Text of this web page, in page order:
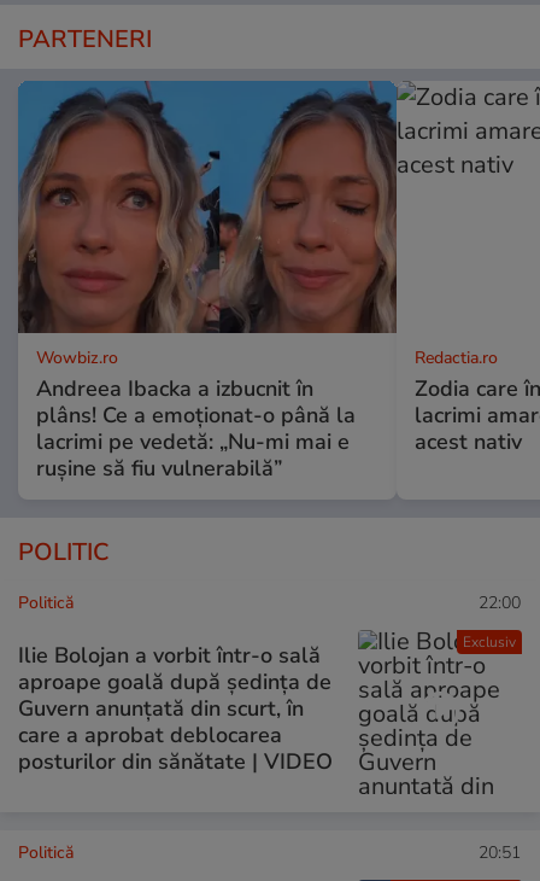
PARTENERI
Wowbiz.ro
Andreea Ibacka a izbucnit în
plâns! Ce a emoționat-o până la
lacrimi pe vedetă: „Nu-mi mai e
rușine să fiu vulnerabilă”
Redactia.ro
Zodia care
lacrimi
acest nativ
POLITIC
Exclusiv
Politică 22:00
Ilie Bolojan a vorbit într-o sală
aproape goală după ședința de
Guvern anunțată din scurt, în
care a aprobat deblocarea
posturilor din sănătate | VIDEO
Politică 20:51